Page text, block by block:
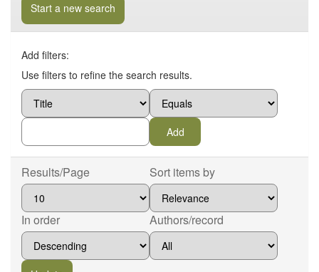
Start a new search
Add filters:
Use filters to refine the search results.
Results/Page Sort items by
In order Authors/record